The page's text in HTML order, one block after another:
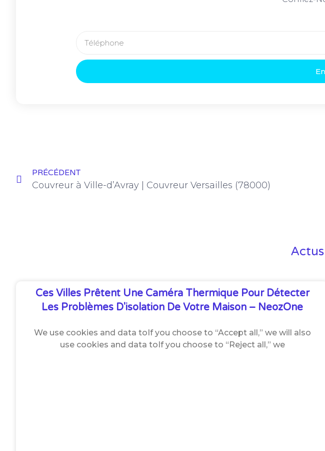
PRÉCÉDENT
Couvreur à Ville-d’Avray | Couvreur Versailles (78000)
Ces Villes Prêtent Une Caméra Thermique Pour Détecter
Les Problèmes D'isolation De Votre Maison – NeozOne
We use cookies and data toIf you choose to “Accept all,” we will also
use cookies and data toIf you choose to “Reject all,” we